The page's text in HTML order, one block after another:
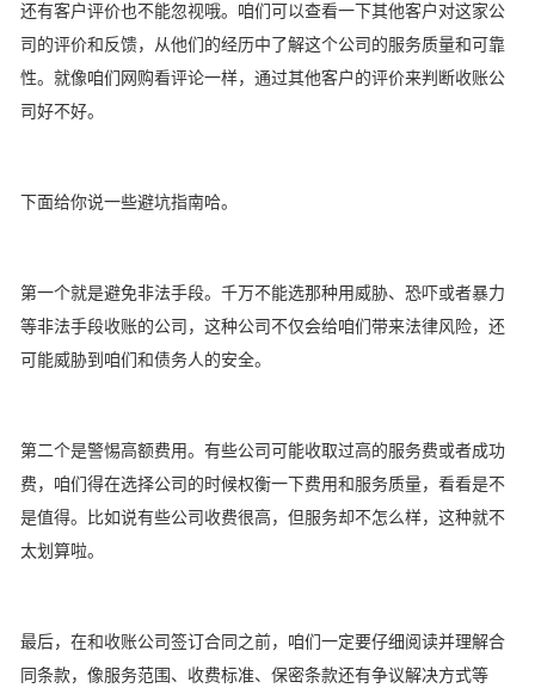
还有客户评价也不能忽视哦。咱们可以查看一下其他客户对这家公
司的评价和反馈，从他们的经历中了解这个公司的服务质量和可靠
性。就像咱们网购看评论一样，通过其他客户的评价来判断收账公
司好不好。
下面给你说一些避坑指南哈。
第一个就是避免非法手段。千万不能选那种用威胁、恐吓或者暴力
等非法手段收账的公司，这种公司不仅会给咱们带来法律风险，还
可能威胁到咱们和债务人的安全。
第二个是警惕高额费用。有些公司可能收取过高的服务费或者成功
费，咱们得在选择公司的时候权衡一下费用和服务质量，看看是不
是值得。比如说有些公司收费很高，但服务却不怎么样，这种就不
太划算啦。
最后，在和收账公司签订合同之前，咱们一定要仔细阅读并理解合
同条款，像服务范围、收费标准、保密条款还有争议解决方式等